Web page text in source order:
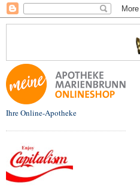
Ihre Online-Apotheke